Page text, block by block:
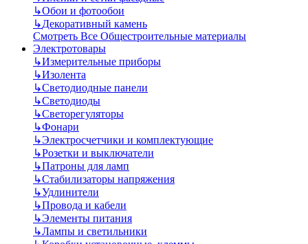
↳Обои и фотообои
↳Декоративный камень
Смотреть Все Общестроительные материалы
Электротовары
↳Измерительные приборы
↳Изолента
↳Светодиодные панели
↳Светодиоды
↳Светорегуляторы
↳Фонари
↳Электросчетчики и комплектующие
↳Розетки и выключатели
↳Патроны для ламп
↳Стабилизаторы напряжения
↳Удлинители
↳Провода и кабели
↳Элементы питания
↳Лампы и светильники